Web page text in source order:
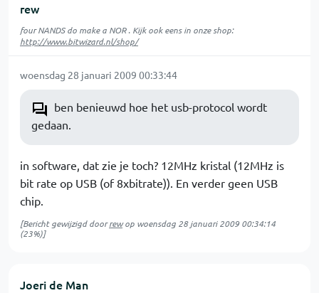
rew
four NANDS do make a NOR . Kijk ook eens in onze shop:
http://www.bitwizard.nl/shop/
woensdag 28 januari 2009 00:33:44
ben benieuwd hoe het usb-protocol wordt
gedaan.
in software, dat zie je toch? 12MHz kristal (12MHz is
bit rate op USB (of 8xbitrate)). En verder geen USB
chip.
[Bericht gewijzigd doorrewop woensdag 28 januari 2009 00:34:14
(23%)]
Joeri de Man